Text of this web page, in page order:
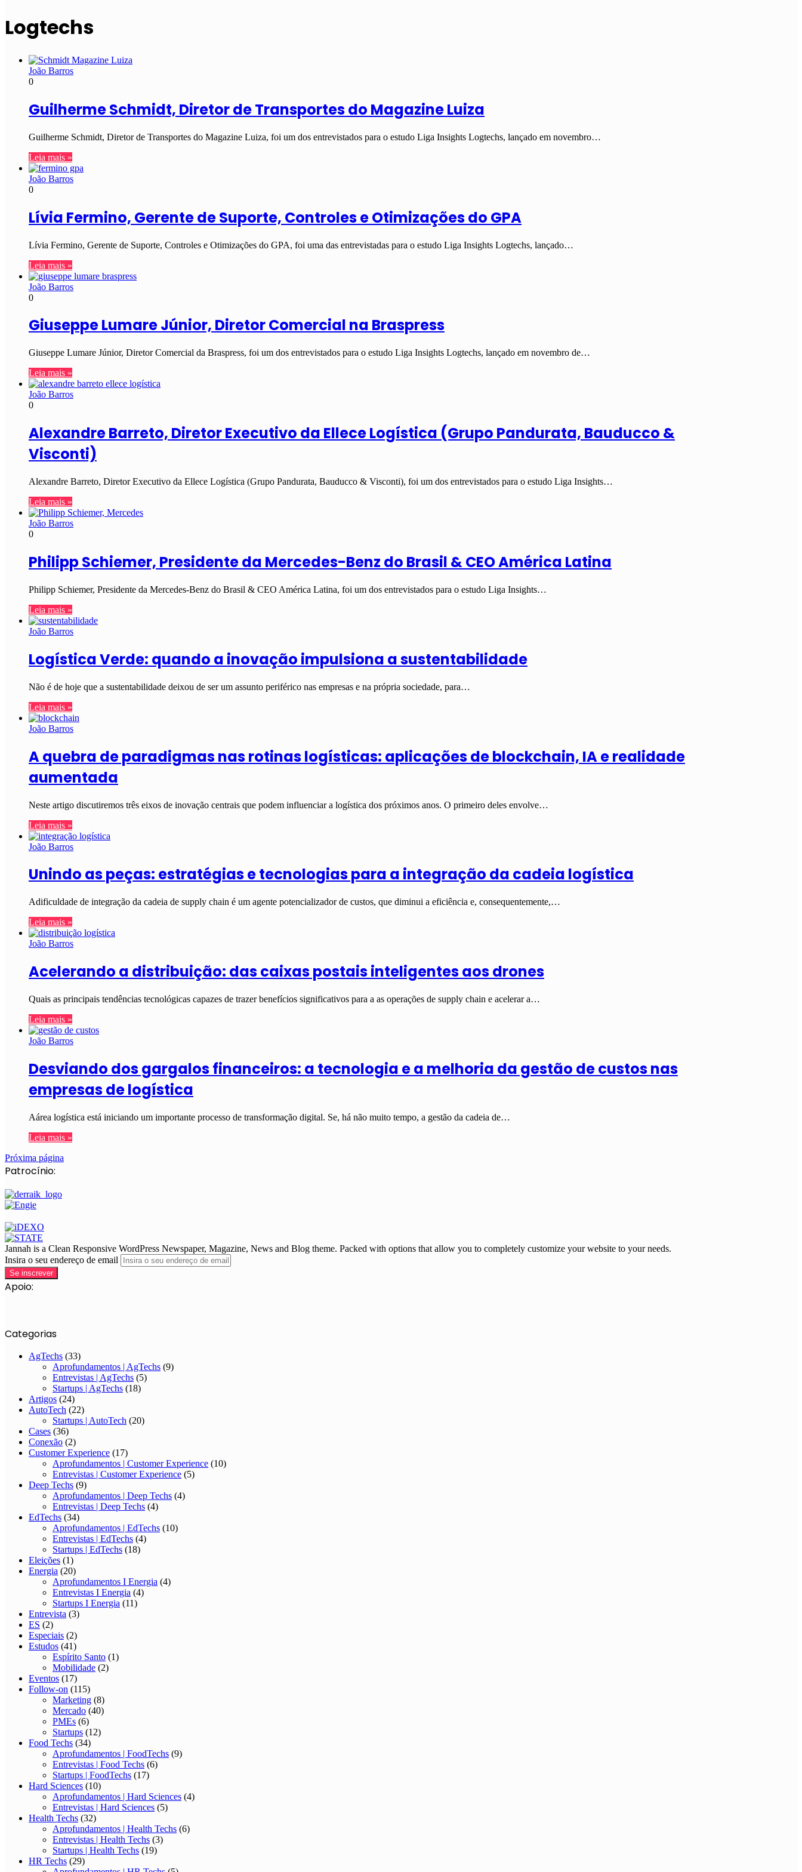
Logtechs
João Barros
0
Guilherme Schmidt, Diretor de Transportes do Magazine Luiza
Guilherme Schmidt, Diretor de Transportes do Magazine Luiza, foi um dos entrevistados para o estudo Liga Insights Logtechs, lançado em novembro…
Leia mais »
João Barros
0
Lívia Fermino, Gerente de Suporte, Controles e Otimizações do GPA
Lívia Fermino, Gerente de Suporte, Controles e Otimizações do GPA, foi uma das entrevistadas para o estudo Liga Insights Logtechs, lançado…
Leia mais »
João Barros
0
Giuseppe Lumare Júnior, Diretor Comercial na Braspress
Giuseppe Lumare Júnior, Diretor Comercial da Braspress, foi um dos entrevistados para o estudo Liga Insights Logtechs, lançado em novembro de…
Leia mais »
João Barros
0
Alexandre Barreto, Diretor Executivo da Ellece Logística (Grupo Pandurata, Bauducco &
Visconti)
Alexandre Barreto, Diretor Executivo da Ellece Logística (Grupo Pandurata, Bauducco & Visconti), foi um dos entrevistados para o estudo Liga Insights…
Leia mais »
João Barros
0
Philipp Schiemer, Presidente da Mercedes-Benz do Brasil & CEO América Latina
Philipp Schiemer, Presidente da Mercedes-Benz do Brasil & CEO América Latina, foi um dos entrevistados para o estudo Liga Insights…
Leia mais »
João Barros
Logística Verde: quando a inovação impulsiona a sustentabilidade
Não é de hoje que a sustentabilidade deixou de ser um assunto periférico nas empresas e na própria sociedade, para…
Leia mais »
João Barros
A quebra de paradigmas nas rotinas logísticas: aplicações de blockchain, IA e realidade
aumentada
Neste artigo discutiremos três eixos de inovação centrais que podem influenciar a logística dos próximos anos. O primeiro deles envolve…
Leia mais »
João Barros
Unindo as peças: estratégias e tecnologias para a integração da cadeia logística
Adificuldade de integração da cadeia de supply chain é um agente potencializador de custos, que diminui a eficiência e, consequentemente,…
Leia mais »
João Barros
Acelerando a distribuição: das caixas postais inteligentes aos drones
Quais as principais tendências tecnológicas capazes de trazer benefícios significativos para a as operações de supply chain e acelerar a…
Leia mais »
João Barros
Desviando dos gargalos financeiros: a tecnologia e a melhoria da gestão de custos nas
empresas de logística
Aárea logística está iniciando um importante processo de transformação digital. Se, há não muito tempo, a gestão da cadeia de…
Leia mais »
Próxima página
Patrocínio:
Jannah is a Clean Responsive WordPress Newspaper, Magazine, News and Blog theme. Packed with options that allow you to completely customize your website to your needs.
Insira o seu endereço de email
Apoio:
Categorias
AgTechs (33)
Aprofundamentos | AgTechs (9)
Entrevistas | AgTechs (5)
Startups | AgTechs (18)
Artigos (24)
AutoTech (22)
Startups | AutoTech (20)
Cases (36)
Conexão (2)
Customer Experience (17)
Aprofundamentos | Customer Experience (10)
Entrevistas | Customer Experience (5)
Deep Techs (9)
Aprofundamentos | Deep Techs (4)
Entrevistas | Deep Techs (4)
EdTechs (34)
Aprofundamentos | EdTechs (10)
Entrevistas | EdTechs (4)
Startups | EdTechs (18)
Eleições (1)
Energia (20)
Aprofundamentos I Energia (4)
Entrevistas I Energia (4)
Startups I Energia (11)
Entrevista (3)
ES (2)
Especiais (2)
Estudos (41)
Espírito Santo (1)
Mobilidade (2)
Eventos (17)
Follow-on (115)
Marketing (8)
Mercado (40)
PMEs (6)
Startups (12)
Food Techs (34)
Aprofundamentos | FoodTechs (9)
Entrevistas | Food Techs (6)
Startups | FoodTechs (17)
Hard Sciences (10)
Aprofundamentos | Hard Sciences (4)
Entrevistas | Hard Sciences (5)
Health Techs (32)
Aprofundamentos | Health Techs (6)
Entrevistas | Health Techs (3)
Startups | Health Techs (19)
HR Techs (29)